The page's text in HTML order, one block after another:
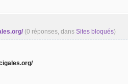
(0 réponses, dans Sites bloqués)